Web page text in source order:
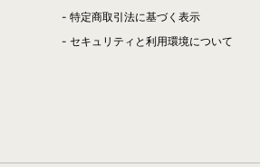
特定商取引法に基づく表示
セキュリティと利用環境について